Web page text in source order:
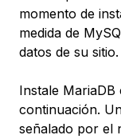
momento de
medida de
datos de su sitio.
Instale
continuación.
señalado por el